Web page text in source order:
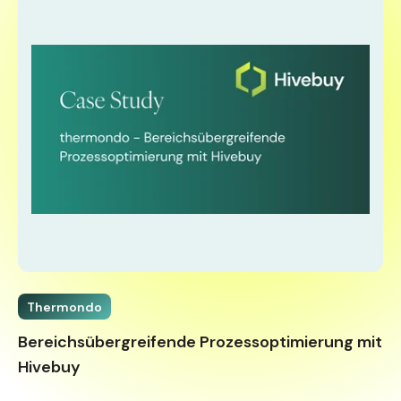
Thermondo
Bereichsübergreifende Prozessoptimierung mit
Hivebuy